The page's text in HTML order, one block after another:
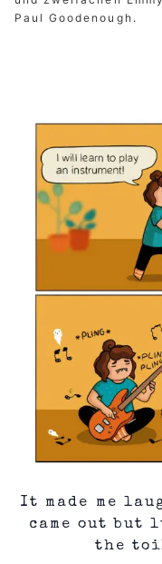
Paul Goodenough.
It made me
came out
the